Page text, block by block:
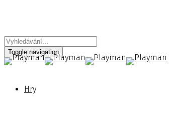
Toggle navigation
Hry